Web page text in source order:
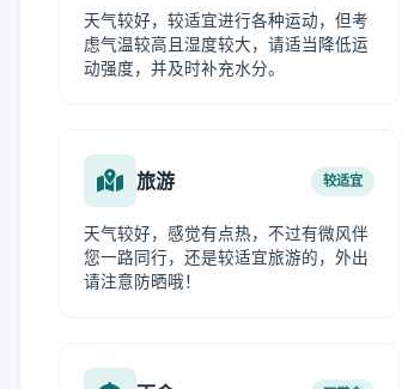
天气较好，较适宜进行各种运动，但考
虑气温较高且湿度较大，请适当降低运
动强度，并及时补充水分。
旅游 较适宜
天气较好，感觉有点热，不过有微风伴
您一路同行，还是较适宜旅游的，外出
请注意防晒哦！